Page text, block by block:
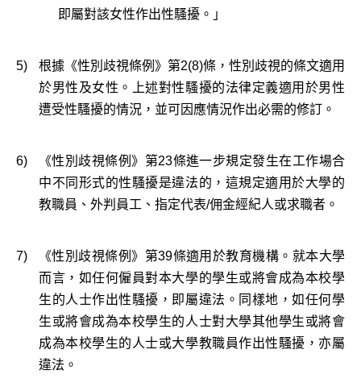
即屬對該女性作出性騷擾。」
5)
根據《性別歧視條例》第2(8)條，性別歧視的條文適用
於男性及女性。上述對性騷擾的法律定義適用於男性
遭受性騷擾的情況，並可因應情況作出必需的修訂。
6)
《性別歧視條例》第23條進一步規定發生在工作場合
中不同形式的性騷擾是違法的，這規定適用於大學的
教職員、外判員工、指定代表/佣金經紀人或求職者。
7)
《性別歧視條例》第39條適用於教育機構。就本大學
而言，如任何僱員對本大學的學生或將會成為本校學
生的人士作出性騷擾，即屬違法。同樣地，如任何學
生或將會成為本校學生的人士對大學其他學生或將會
成為本校學生的人士或大學教職員作出性騷擾，亦屬
違法。